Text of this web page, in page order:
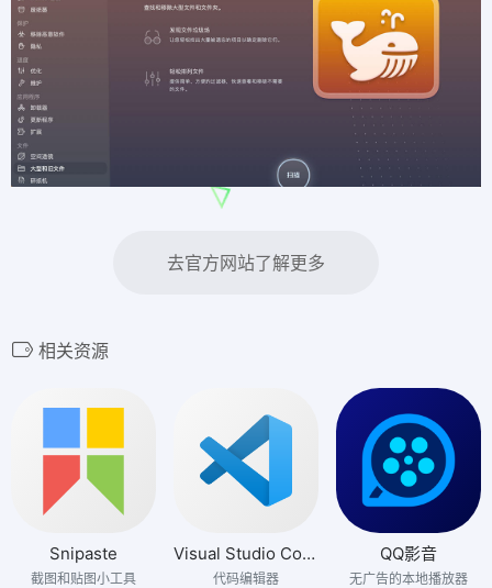
去官方网站了解更多
相关资源
Snipaste
截图和贴图小工具
Visual Studio Code
代码编辑器
QQ影音
无广告的本地播放器